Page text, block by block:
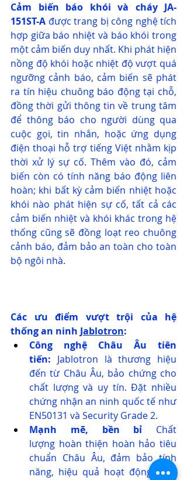
Cảm biến báo khói và cháy JA-
151ST-A được trang bị công nghệ tích
hợp giữa báo nhiệt và báo khói trong
một cảm biến duy nhất. Khi phát hiện
nồng độ khói hoặc nhiệt độ vượt quá
ngưỡng cảnh báo, cảm biến sẽ phát
ra tín hiệu chuông báo động tại chỗ,
đồng thời gửi thông tin về trung tâm
để thông báo cho người dùng qua
cuộc gọi, tin nhắn, hoặc ứng dụng
điện thoại hỗ trợ tiếng Việt nhằm kịp
thời xử lý sự cố. Thêm vào đó, cảm
biến còn có tính năng báo động liên
hoàn; khi bất kỳ cảm biến nhiệt hoặc
khói nào phát hiện sự cố, tất cả các
cảm biến nhiệt và khói khác trong hệ
thống cũng sẽ đồng loạt reo chuông
cảnh báo, đảm bảo an toàn cho toàn
bộ ngôi nhà.
Các ưu điểm vượt trội của hệ
thống an ninh Jablotron:
Công nghệ Châu Âu tiên
tiến: Jablotron là thương hiệu
đến từ Châu Âu, bảo chứng cho
chất lượng và uy tín. Đặt nhiều
chứng nhận an ninh quốc tế như
EN50131 và Security Grade 2.
Mạnh mẽ, bền bỉ Chất
lượng hoàn thiện hoàn hảo tiêu
chuẩn Châu Âu, đảm bảo tính
năng, hiệu quả hoạt động suốt